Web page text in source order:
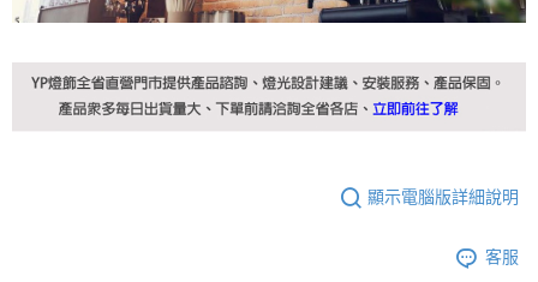
顯示電腦版詳細說明
客服